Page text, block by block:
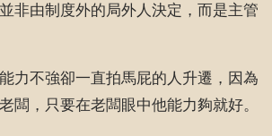
非由制度外的局外人決定，而是主管
力不強卻一直拍馬屁的人升遷，因為
闆，只要在老闆眼中他能力夠就好。